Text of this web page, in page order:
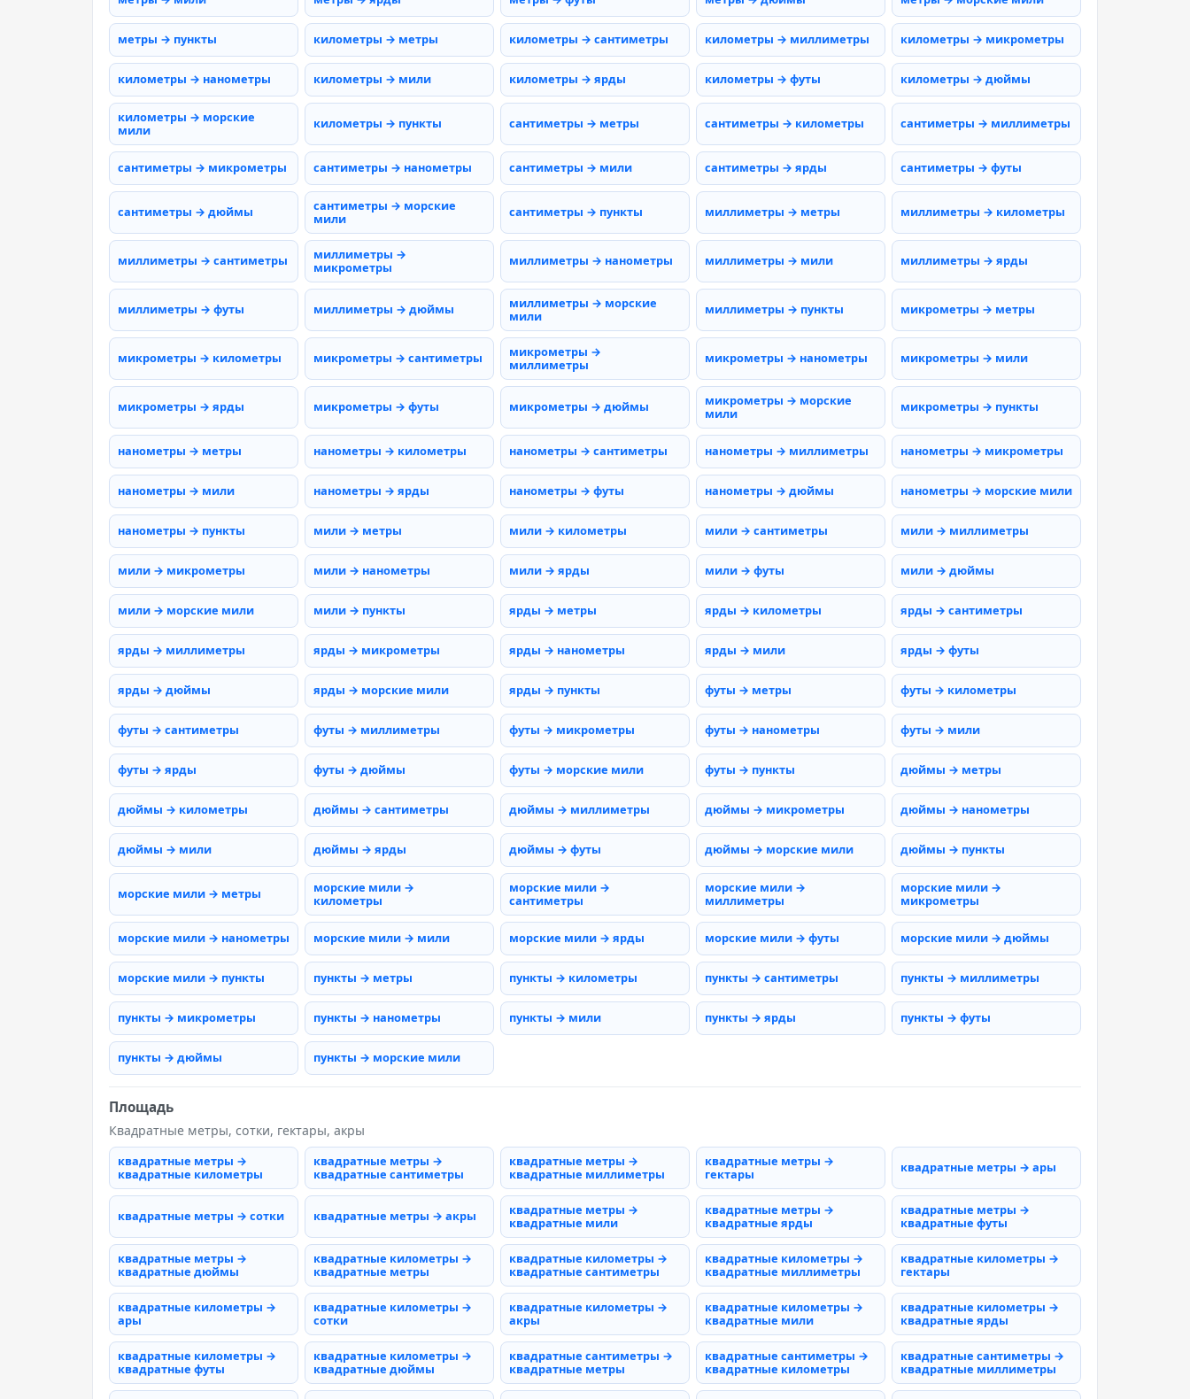
метры → пункты километры → метры километры → сантиметры километры → миллиметры километры → микрометры
километры → нанометры километры → мили километры → ярды километры → футы километры → дюймы
километры → морские
мили
километры → пункты сантиметры → метры сантиметры → километры сантиметры → миллиметры
сантиметры → микрометры сантиметры → нанометры сантиметры → мили сантиметры → ярды сантиметры → футы
сантиметры → дюймы
сантиметры → морские
мили
сантиметры → пункты миллиметры → метры миллиметры → километры
миллиметры → сантиметры
миллиметры →
микрометры
миллиметры → нанометры миллиметры → мили миллиметры → ярды
миллиметры → футы миллиметры → дюймы
миллиметры → морские
мили
миллиметры → пункты микрометры → метры
микрометры → километры микрометры → сантиметры
микрометры →
миллиметры
микрометры → нанометры микрометры → мили
микрометры → ярды микрометры → футы микрометры → дюймы
микрометры → морские
мили
микрометры → пункты
нанометры → метры нанометры → километры нанометры → сантиметры нанометры → миллиметры нанометры → микрометры
нанометры → мили нанометры → ярды нанометры → футы нанометры → дюймы нанометры → морские мили
нанометры → пункты мили → метры мили → километры мили → сантиметры мили → миллиметры
мили → микрометры мили → нанометры мили → ярды мили → футы мили → дюймы
мили → морские мили мили → пункты ярды → метры ярды → километры ярды → сантиметры
ярды → миллиметры ярды → микрометры ярды → нанометры ярды → мили ярды → футы
ярды → дюймы ярды → морские мили ярды → пункты футы → метры футы → километры
футы → сантиметры футы → миллиметры футы → микрометры футы → нанометры футы → мили
футы → ярды футы → дюймы футы → морские мили футы → пункты дюймы → метры
дюймы → километры дюймы → сантиметры дюймы → миллиметры дюймы → микрометры дюймы → нанометры
дюймы → мили дюймы → ярды дюймы → футы дюймы → морские мили дюймы → пункты
морские мили → метры
морские мили →
километры
морские мили →
сантиметры
морские мили →
миллиметры
морские мили →
микрометры
морские мили → нанометры морские мили → мили морские мили → ярды морские мили → футы морские мили → дюймы
морские мили → пункты пункты → метры пункты → километры пункты → сантиметры пункты → миллиметры
пункты → микрометры пункты → нанометры пункты → мили пункты → ярды пункты → футы
пункты → дюймы пункты → морские мили
Площадь
Квадратные метры, сотки, гектары, акры
квадратные метры →
квадратные километры
квадратные метры →
квадратные сантиметры
квадратные метры →
квадратные миллиметры
квадратные метры →
гектары
квадратные метры → ары
квадратные метры → сотки квадратные метры → акры
квадратные метры →
квадратные мили
квадратные метры →
квадратные ярды
квадратные метры →
квадратные футы
квадратные метры →
квадратные дюймы
квадратные километры →
квадратные метры
квадратные километры →
квадратные сантиметры
квадратные километры →
квадратные миллиметры
квадратные километры →
гектары
квадратные километры →
ары
квадратные километры →
сотки
квадратные километры →
акры
квадратные километры →
квадратные мили
квадратные километры →
квадратные ярды
квадратные километры →
квадратные футы
квадратные километры →
квадратные дюймы
квадратные сантиметры →
квадратные метры
квадратные сантиметры →
квадратные километры
квадратные сантиметры →
квадратные миллиметры